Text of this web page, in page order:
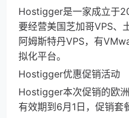
Hostigger是一家成立于
要经营美国芝加哥VPS、
阿姆斯特丹VPS，有
拟化平台。
Hostigger优惠促销活动
Hostigger本次促销的欧
有效期到6月1日，促销套